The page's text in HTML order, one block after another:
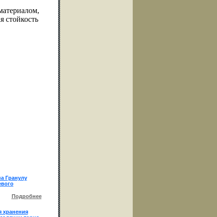
стойкость
Гранулу
Подробнее
хранения